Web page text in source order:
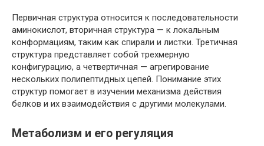
Первичная структура относится к последовательности
аминокислот, вторичная структура — к локальным
конформациям, таким как спирали и листки. Третичная
структура представляет собой трехмерную
конфигурацию, а четвертичная — агрегирование
нескольких полипептидных цепей. Понимание этих
структур помогает в изучении механизма действия
белков и их взаимодействия с другими молекулами.
Метаболизм и его регуляция